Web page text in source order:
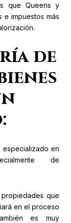
que Queens y
impuestos más
de
en
de
que
en el proceso
es muy